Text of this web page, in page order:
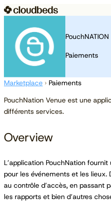
PouchNATION
Paiements
Marketplace › Paiements
PouchNation Venue est une
différents services.
Overview
L’application PouchNation
pour les événements et les lieux.
au contrôle d’accès, en passant
les rapports et bien d’autres